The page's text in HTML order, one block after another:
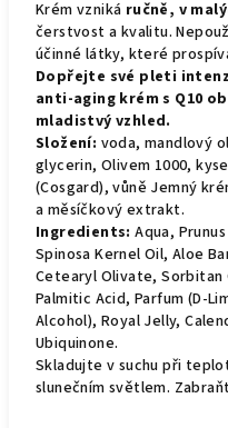
Krém vzniká ručně, v
čerstvost a kvalitu.
účinné látky, které
Dopřejte své pleti
anti-aging krém s Q10
mladistvý vzhled.
Složení: voda, mandlový
glycerin, Olivem 1000,
(Cosgard), vůně Jemný
a měsíčkový extrakt.
Ingredients:Aqua,
Spinosa Kernel Oil, Aloe
Cetearyl Olivate, Sorbitan
Palmitic Acid, Parfum (D-
Alcohol), Royal Jelly,
Ubiquinone.
Skladujte v suchu při
slunečním světlem.